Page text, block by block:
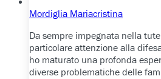
Mordiglia Mariacristina
Da sempre impegnata nella
particolare attenzione alla
ho maturato una profonda
diverse problematiche delle